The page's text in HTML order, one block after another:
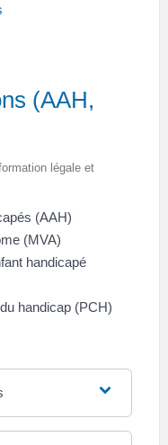
(AAH,
légale et
(AAH)
(MVA)
handicapé
handicap (PCH)